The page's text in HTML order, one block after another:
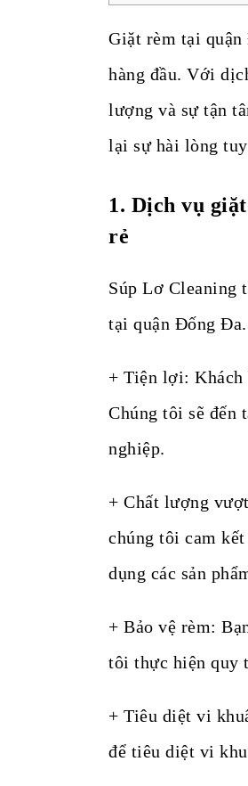
Giặt rèm tại
hàng đầu. Với
lượng và sự tận
lại sự hài lòng
1. Dịch vụ
rẻ
Súp Lơ Cleaning
tại quận Đống
+ Tiện lợi: Khách
Chúng tôi sẽ đến
nghiệp.
+ Chất lượng
chúng tôi cam
dụng các sản
+ Bảo vệ rèm:
tôi thực hiện quy
+ Tiêu diệt vi
để tiêu diệt vi